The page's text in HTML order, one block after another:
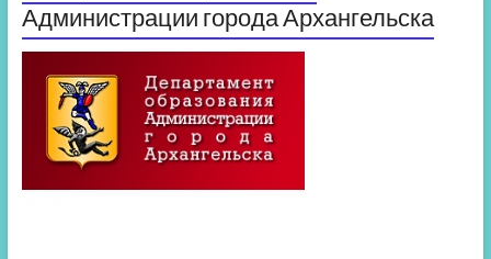
Администрации города Архангельска